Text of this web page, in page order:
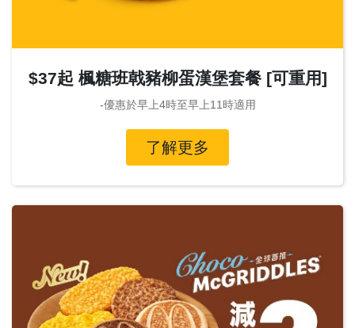
$37起 楓糖班戟豬柳蛋漢堡套餐 [可重用]
-優惠於早上4時至早上11時適用
了解更多